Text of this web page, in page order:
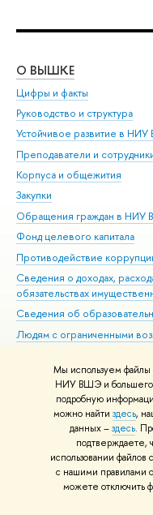
Мы используем файлы
НИУ ВШЭ и большего
подробную
можно найти здесь,
данных –здесь.
подтверждаете,
использовании
с нашими правилами
можете отключить
О ВЫШКЕ
Цифры и факты
Руководство и структура
Устойчивое развитие в
Преподаватели и
Корпуса и общежития
Закупки
Обращения граждан в НИУ
Фонд целевого капитала
Противодействие
Сведения о доходах,
обязательствах
Сведения об
Людям с ограниченными
Работа в Вышке
© НИУ ВШЭ 1993–2026
материалов Политика
Шрифты HSE Sans и HSE